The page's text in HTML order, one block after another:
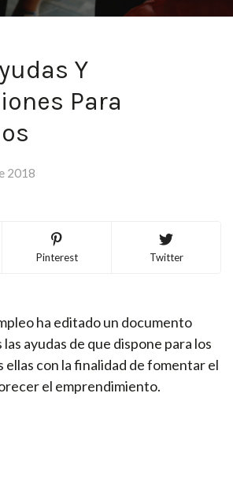
Y
Para
2018
Pinterest Twitter
ha editado un documento
ayudas de que dispone para los
ellas con la finalidad de fomentar el
el emprendimiento.